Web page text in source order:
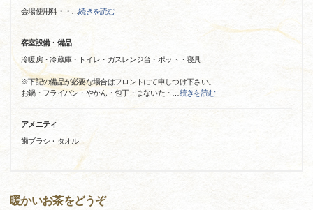
会場使用料・・ …続きを読む
客室設備・備品
冷暖房・冷蔵庫・トイレ・ガスレンジ台・ポット・寝具
※下記の備品が必要な場合はフロントにて申しつけ下さい。
お鍋・フライパン・やかん・包丁・まないた・
続きを読む
アメニティ
歯ブラシ・タオル
暖かいお茶をどうぞ